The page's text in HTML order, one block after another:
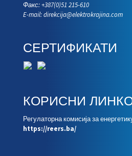
Факс: +387(0)51 215-610
E-mail:direkcija@elektrokrajina.com
СЕРТИФИКАТИ
КОРИСНИ
Регулаторна комисија за
https://reers.ba/